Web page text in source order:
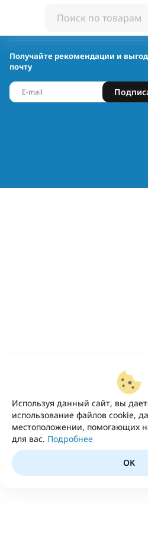
Используя данный сайт, вы
использование файлов cookie,
местоположении, помогающих
для вас. Подробнее
OK
Получайте рекомендации и
почту